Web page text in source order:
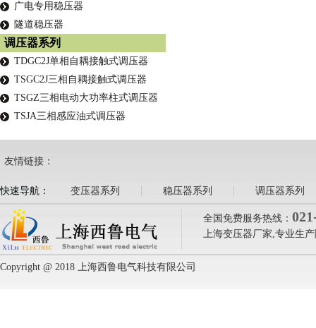
广电专用稳压器
隧道稳压器
调压器系列
TDGC2J单相自耦接触式调压器
TSGC2J三相自耦接触式调压器
TSGZ三相电动大功率柱式调压器
TSJA三相感应油式调压器
友情链接：
快速导航： 变压器系列 稳压器系列 调压器系列
全国免费服务热线：
上海变压器厂家,专业生
Copyright @ 2018 上海西鲁电气科技有限公司